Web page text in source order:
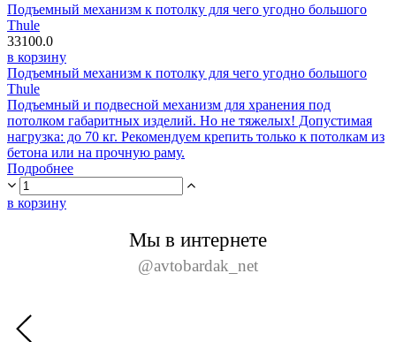
Подъемный механизм к потолку для чего угодно большого
Thule
33100.0
в корзину
Подъемный механизм к потолку для чего угодно большого
Thule
Подъемный и подвесной механизм для хранения под
потолком габаритных изделий. Но не тяжелых! Допустимая
нагрузка: до 70 кг. Рекомендуем крепить только к потолкам из
бетона или на прочную раму.
Подробнее
в корзину
Мы в интернете
@avtobardak_net